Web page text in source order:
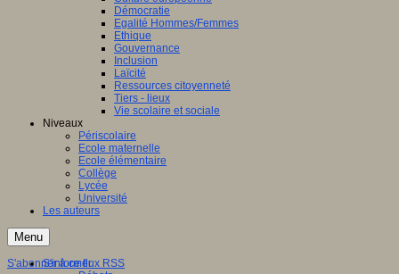
Démocratie
Egalité Hommes/Femmes
Ethique
Gouvernance
Inclusion
Laïcité
Ressources citoyenneté
Tiers - lieux
Vie scolaire et sociale
Niveaux
Périscolaire
Ecole maternelle
Ecole élémentaire
Collège
Lycée
Université
Les auteurs
Menu
S'informer
S'abonner à ce flux RSS